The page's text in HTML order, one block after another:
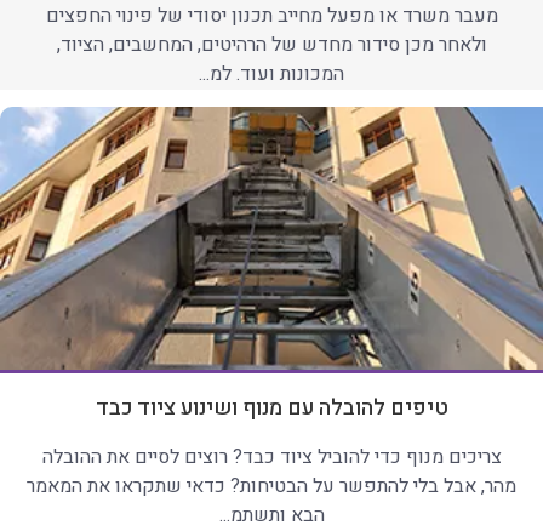
מעבר משרד או מפעל מחייב תכנון יסודי של פינוי החפצים
ולאחר מכן סידור מחדש של הרהיטים, המחשבים, הציוד,
המכונות ועוד. למ...
טיפים להובלה עם מנוף ושינוע ציוד כבד
צריכים מנוף כדי להוביל ציוד כבד? רוצים לסיים את ההובלה
מהר, אבל בלי להתפשר על הבטיחות? כדאי שתקראו את המאמר
הבא ותשתמ...